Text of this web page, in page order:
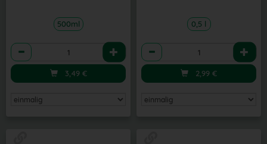
500ml
Anzahl
3,49 €
0,5 l
Anzahl
2,99 €